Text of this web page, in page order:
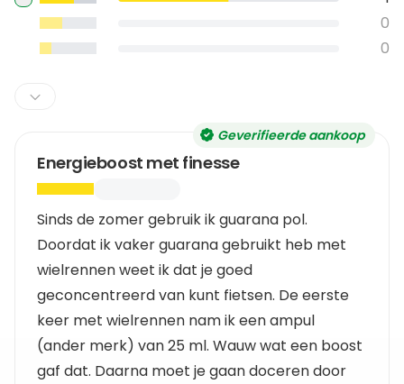
0
0
Geverifieerde aankoop
Energieboost met finesse
Sinds de zomer gebruik ik guarana pol.
Doordat ik vaker guarana gebruikt heb met
wielrennen weet ik dat je goed
geconcentreerd van kunt fietsen. De eerste
keer met wielrennen nam ik een ampul
(ander merk) van 25 ml. Wauw wat een boost
gaf dat. Daarna moet je gaan doceren door